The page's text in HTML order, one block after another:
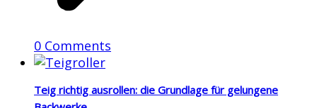
0 Comments
Teig richtig ausrollen: die Grundlage für gelungene